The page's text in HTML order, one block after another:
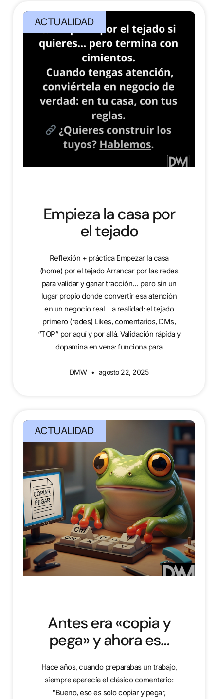
ACTUALIDAD
Empieza la casa por
el tejado
Reflexión + práctica Empezar la casa
(home) por el tejado Arrancar por las redes
para validar y ganar tracción… pero sin un
lugar propio donde convertir esa atención
en un negocio real. La realidad: el tejado
primero (redes) Likes, comentarios, DMs,
“TOP” por aquí y por allá. Validación rápida y
dopamina en vena: funciona para
DMW agosto 22, 2025
ACTUALIDAD
Antes era «copia y
pega» y ahora es…
Hace años, cuando preparabas un trabajo,
siempre aparecía el clásico comentario:
“Bueno, eso es solo copiar y pegar,